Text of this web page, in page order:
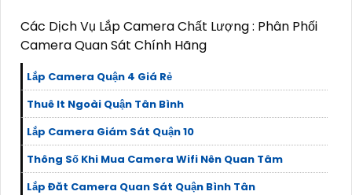
Các Dịch Vụ Lắp Camera Chất Lượng : Phân Phối
Camera Quan Sát Chính Hãng
Lắp Camera Quận 4 Giá Rẻ
Thuê It Ngoài Quận Tân Bình
Lắp Camera Giám Sát Quận 10
Thông Số Khi Mua Camera Wifi Nên Quan Tâm
Lắp Đăt Camera Quan Sát Quận Bình Tân